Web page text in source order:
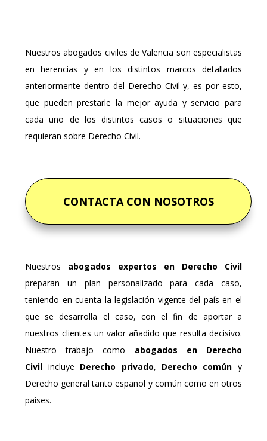
Nuestros abogados civiles de Valencia son especialistas
en herencias y en los distintos marcos detallados
anteriormente dentro del Derecho Civil y, es por esto,
que pueden prestarle la mejor ayuda y servicio para
cada uno de los distintos casos o situaciones que
requieran sobre Derecho Civil.
CONTACTA CON NOSOTROS
Nuestros abogados expertos en Derecho Civil
preparan un plan personalizado para cada caso,
teniendo en cuenta la legislación vigente del país en el
que se desarrolla el caso, con el fin de aportar a
nuestros clientes un valor añadido que resulta decisivo.
Nuestro trabajo como abogados en Derecho
Civil incluye Derecho privado, Derecho común y
Derecho general tanto español y común como en otros
países.